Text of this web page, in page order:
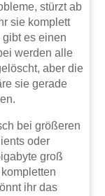
stürzt ab
sie komplett
es einen
werden alle
aber die
sie gerade
bei größeren
oder
groß
ihr das